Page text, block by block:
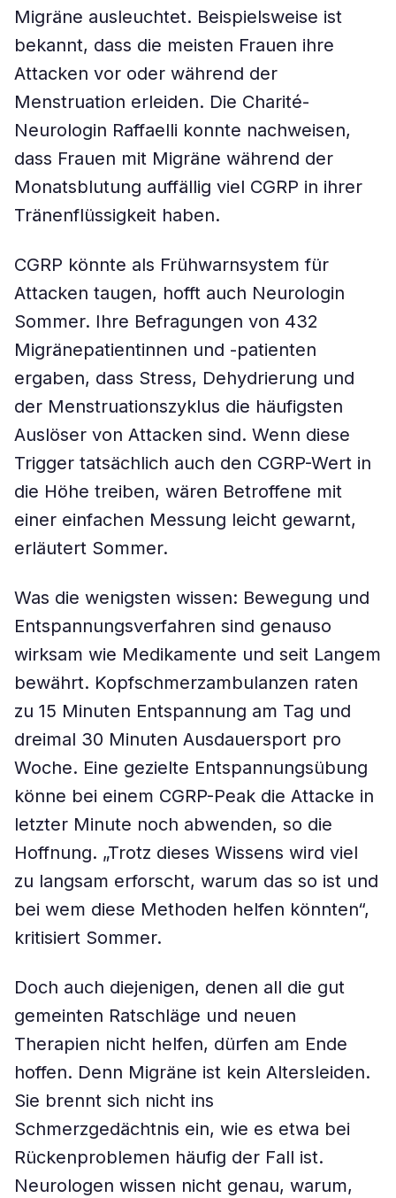
Migräne ausleuchtet. Beispielsweise ist
bekannt, dass die meisten Frauen ihre
Attacken vor oder während der
Menstruation erleiden. Die Charité-
Neurologin Raffaelli konnte nachweisen,
dass Frauen mit Migräne während der
Monatsblutung auffällig viel CGRP in ihrer
Tränenflüssigkeit haben.
CGRP könnte als Frühwarnsystem für
Attacken taugen, hofft auch Neurologin
Sommer. Ihre Befragungen von 432
Migränepatientinnen und -patienten
ergaben, dass Stress, Dehydrierung und
der Menstruationszyklus die häufigsten
Auslöser von Attacken sind. Wenn diese
Trigger tatsächlich auch den CGRP-Wert in
die Höhe treiben, wären Betroffene mit
einer einfachen Messung leicht gewarnt,
erläutert Sommer.
Was die wenigsten wissen: Bewegung und
Entspannungsverfahren sind genauso
wirksam wie Medikamente und seit Langem
bewährt. Kopfschmerzambulanzen raten
zu 15 Minuten Entspannung am Tag und
dreimal 30 Minuten Ausdauersport pro
Woche. Eine gezielte Entspannungsübung
könne bei einem CGRP-Peak die Attacke in
letzter Minute noch abwenden, so die
Hoffnung. „Trotz dieses Wissens wird viel
zu langsam erforscht, warum das so ist und
bei wem diese Methoden helfen könnten“,
kritisiert Sommer.
Doch auch diejenigen, denen all die gut
gemeinten Ratschläge und neuen
Therapien nicht helfen, dürfen am Ende
hoffen. Denn Migräne ist kein Altersleiden.
Sie brennt sich nicht ins
Schmerzgedächtnis ein, wie es etwa bei
Rückenproblemen häufig der Fall ist.
Neurologen wissen nicht genau, warum,